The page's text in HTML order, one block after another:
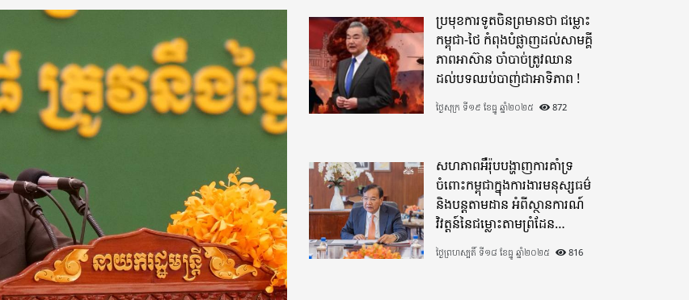
ប្រមុខការទូតចិនព្រមានថា ជម្លោះ
កម្ពុជា-ថៃ កំពុងបំផ្លាញដល់សាមគ្គី
ភាពអាស៊ាន ចាំបាច់ត្រូវឈាន
ដល់បទឈប់បាញ់ជាអាទិភាព !
ថ្ងៃសុក្រ ទី១៩ ខែធ្នូ ឆ្នាំ២០២៥ 872
សហភាពអឺរ៉ុបបង្ហាញការគាំទ្រ
ចំពោះកម្ពុជាក្នុងការងារមនុស្សធម៌
និងបន្តតាមដាន អំពីស្ថានការណ៍
វិវត្តន៍នៃជម្លោះតាមព្រំដែន
ដោយយកចិត្តទុកដាក់ខ្ពស់
ថ្ងៃព្រហស្បតិ៍ ទី១៨ ខែធ្នូ ឆ្នាំ២០២៥ 816